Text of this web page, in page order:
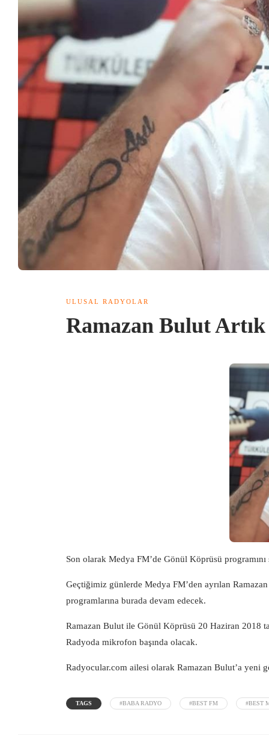
ULUSAL RADYOLAR
Ramazan Bulut
Son olarak Medya FM’de Gönül Köprüsü
Geçtiğimiz günlerde Medya FM’den ayrılan
programlarına burada devam edecek.
Ramazan Bulut ile Gönül Köprüsü 20 Haziran 2018
Radyoda mikrofon başında olacak.
Radyocular.com ailesi olarak Ramazan Bulut’a yeni
TAGS #BABA RADYO #BEST FM #BEST